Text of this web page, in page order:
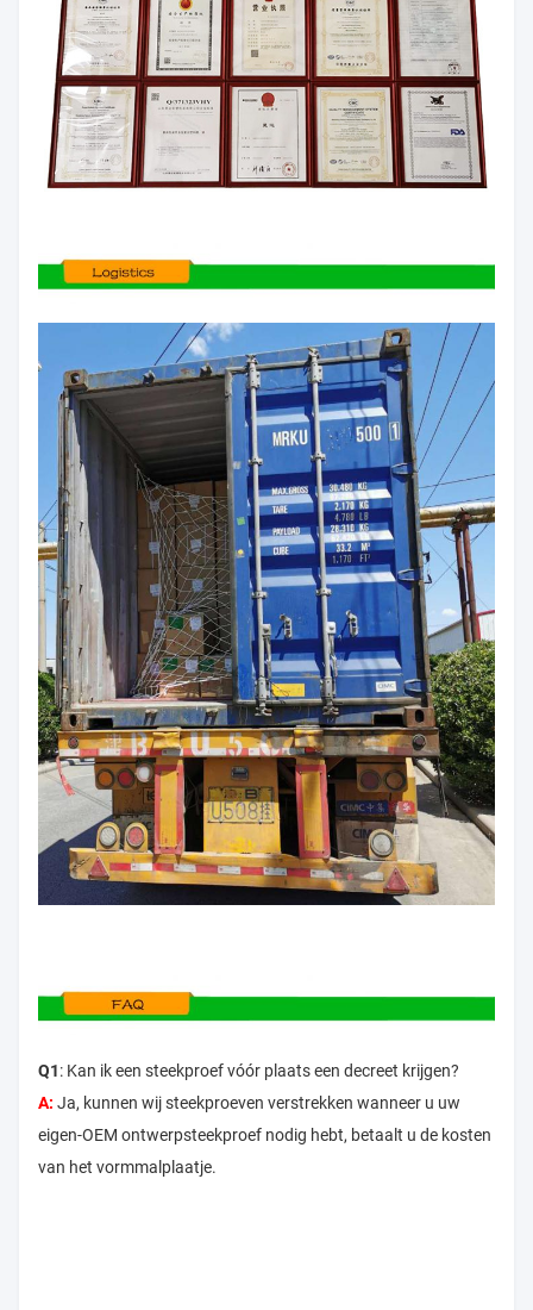
Q1: Kan ik een steekproef vóór plaats een decreet krijgen?
A: Ja, kunnen wij steekproeven verstrekken wanneer u uw
eigen-OEM ontwerpsteekproef nodig hebt, betaalt u de kosten
van het vormmalplaatje.